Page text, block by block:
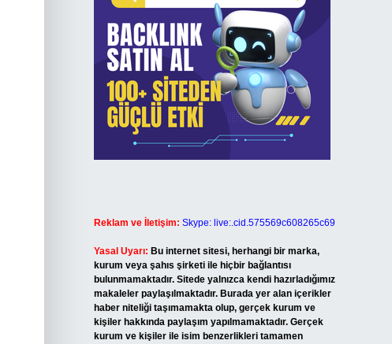
Reklam ve İletişim: Skype: live:.cid.575569c608265c69
Yasal Uyarı: Bu internet sitesi, herhangi bir marka,
kurum veya şahıs şirketi ile hiçbir bağlantısı
bulunmamaktadır. Sitede yalnızca kendi hazırladığımız
makaleler paylaşılmaktadır. Burada yer alan içerikler
haber niteliği taşımamakta olup, gerçek kurum ve
kişiler hakkında paylaşım yapılmamaktadır. Gerçek
kurum ve kişiler ile isim benzerlikleri tamamen